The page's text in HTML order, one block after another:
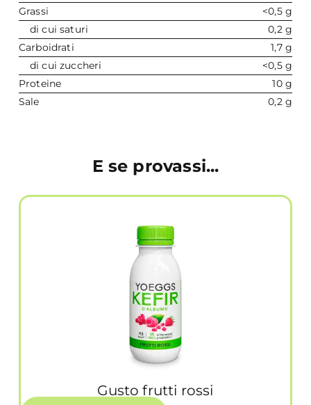
Grassi
<0,5 g
di cui saturi
0,2 g
Carboidrati
1,7 g
di cui zuccheri
<0,5 g
Proteine
10 g
Sale
0,2 g
E se provassi...
Gusto frutti rossi